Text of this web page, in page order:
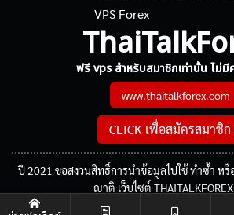
ฟรี vps สำหรับสมาชิกเท่านั้น ไม่มี
www.thaitalkforex.com
CLICK เพื่อสมัครสมาชิก
ปี 2021 ขอสงวนสิทธิ์การนำข้อมูลไปใช้ ทำซ้ำ หรื
ญาติ เว็บไซต์